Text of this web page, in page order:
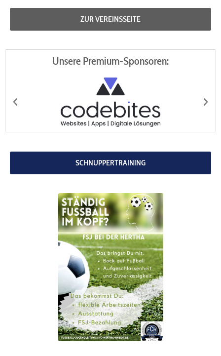
ZUR VEREINSSEITE
Unsere Premium-Sponsoren:
SCHNUPPERTRAINING